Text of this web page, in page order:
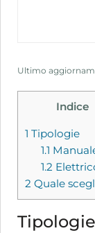
Ultimo
Indice
1 Tipologie
1.1
1.2
2 Quale
Tipologie